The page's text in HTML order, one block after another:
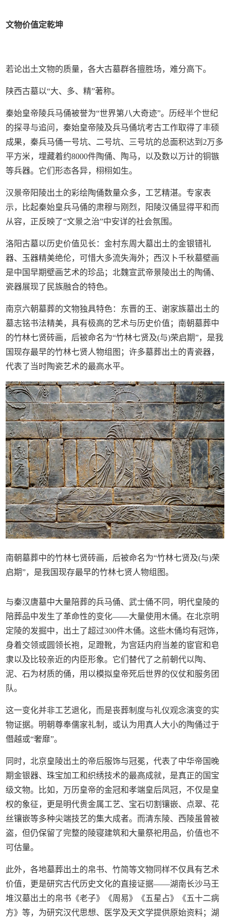
文物价值定乾坤
若论出土文物的质量，各大古墓群各擅胜场，难分高下。
陕西古墓以“大、多、精”著称。
秦始皇帝陵兵马俑被誉为“世界第八大奇迹”。历经半个世纪
的探寻与追问，秦始皇帝陵及兵马俑坑考古工作取得了丰硕
成果，秦兵马俑一号坑、二号坑、三号坑的总面积达到2万多
平方米，埋藏着约8000件陶俑、陶马，以及数以万计的铜镞
等兵器。它们形态各异，栩栩如生。
汉景帝阳陵出土的彩绘陶俑数量众多，工艺精湛。专家表
示，比起秦始皇兵马俑的肃穆与刚烈，阳陵汉俑显得平和而
从容，正反映了“文景之治”中安详的社会氛围。
洛阳古墓以历史价值见长：金村东周大墓出土的金银错礼
器、玉器精美绝伦，可惜大多流失海外；西汉卜千秋墓壁画
是中国早期壁画艺术的珍品；北魏宣武帝景陵出土的陶俑、
瓷器展现了民族融合的特色。
南京六朝墓葬的文物独具特色：东晋的王、谢家族墓出土的
墓志铭书法精美，具有极高的艺术与历史价值；南朝墓葬中
的竹林七贤砖画，后被命名为“竹林七贤及(与)荣启期”，是我
国现存最早的竹林七贤人物组图；许多墓葬出土的青瓷器，
代表了当时陶瓷艺术的最高水平。
南朝墓葬中的竹林七贤砖画，后被命名为“竹林七贤及(与)荣
启期”，是我国现存最早的竹林七贤人物组图。
与秦汉唐墓中大量陪葬的兵马俑、武士俑不同，明代皇陵的
陪葬品中发生了革命性的变化——大量使用木俑。在北京明
定陵的发掘中，出土了超过300件木俑。这些木俑均有冠饰，
身着交领或圆领长袍，足蹬靴，为宫廷内府当差的宦官和皂
隶以及比较亲近的内臣形象。它们替代了之前朝代以陶、
泥、石为材质的俑，用以模拟皇帝死后世界的仪仗和服务团
队。
这一变化并非工艺退化，而是丧葬制度与礼仪观念演变的实
物证据。明朝尊奉儒家礼制，或认为用真人大小的陶俑过于
僭越或“奢靡”。
同时，北京皇陵出土的帝后服饰与冠冕，代表了中华帝国晚
期金银器、珠宝加工和织绣技术的最高成就，是真正的国宝
级文物。比如，万历皇帝的金冠和孝端皇后凤冠，不仅是皇
权的象征，更是明代贵金属工艺、宝石切割镶嵌、点翠、花
丝镶嵌等多种尖端技艺的集大成者。而清东陵、西陵虽曾被
盗，但仍保留了完整的陵寝建筑和大量祭祀用品，价值也不
可估量。
此外，各地墓葬出土的帛书、竹简等文物同样不仅具有艺术
价值，更是研究古代历史文化的直接证据——湖南长沙马王
堆汉墓出土的帛书《老子》《周易》《五星占》《五十二病
方》等，为研究汉代思想、医学及天文学提供原始资料；湖